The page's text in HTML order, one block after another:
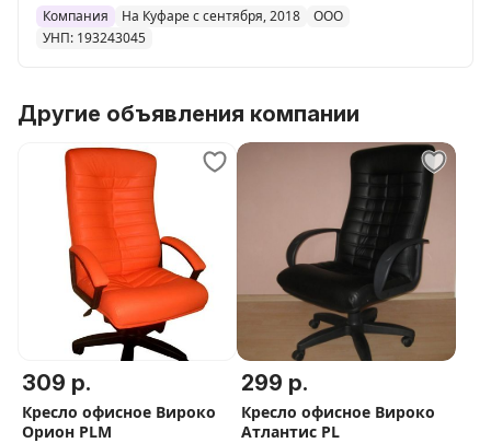
Компания На Куфаре с сентября, 2018
ООО
УНП: 193243045
Другие объявления компании
309 р.
Кресло офисное Вироко
Орион PLM
299 р.
Кресло офисное Вироко
Атлантис PL